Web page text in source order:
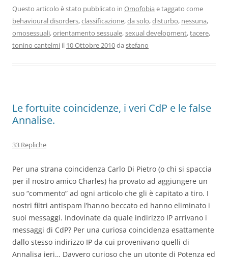
Questo articolo è stato pubblicato in Omofobia e taggato come
behavioural disorders,classificazione,da solo,disturbo, nessuna,
omosessuali,orientamento sessuale,sexual development,tacere,
tonino cantelmi il 10 Ottobre 2010da stefano
Le fortuite coincidenze, i veri CdP e le false
Annalise.
33 Repliche
Per una strana coincidenza Carlo Di Pietro (o chi si spaccia
per il nostro amico Charles) ha provato ad aggiungere un
suo “commento” ad ogni articolo che gli è capitato a tiro. I
nostri filtri antispam l’hanno beccato ed hanno eliminato i
suoi messaggi. Indovinate da quale indirizzo IP arrivano i
messaggi di CdP? Per una curiosa coincidenza esattamente
dallo stesso indirizzo IP da cui provenivano quelli di
Annalisa ieri… Davvero curioso che un utonte di Potenza ed